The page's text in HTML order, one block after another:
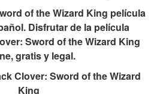
of the Wizard King película
Disfrutar de la película
Sword of the Wizard King
gratis y legal.
Clover: Sword of the Wizard
King